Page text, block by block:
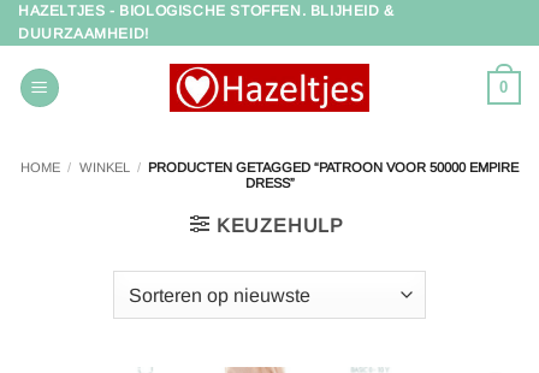
Ga
naar
inhoud
HAZELTJES - BIOLOGISCHE STOFFEN. BLIJHEID &
DUURZAAMHEID!
0
HOME / WINKEL / PRODUCTEN GETAGGED “PATROON VOOR 50000 EMPIRE
DRESS”
KEUZEHULP